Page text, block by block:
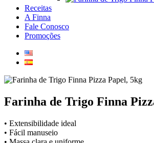
Receitas
A Finna
Fale Conosco
Promoções
Farinha de Trigo Finna
• Extensibilidade ideal
• Fácil manuseio